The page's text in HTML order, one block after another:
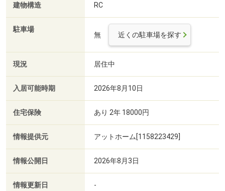
建物構造 RC
駐車場
無 近くの駐車場を探す
現況 居住中
入居可能時期 2026年8月10日
住宅保険 あり 2年 18000円
情報提供元 アットホーム[1158223429]
情報公開日 2026年8月3日
情報更新日 -